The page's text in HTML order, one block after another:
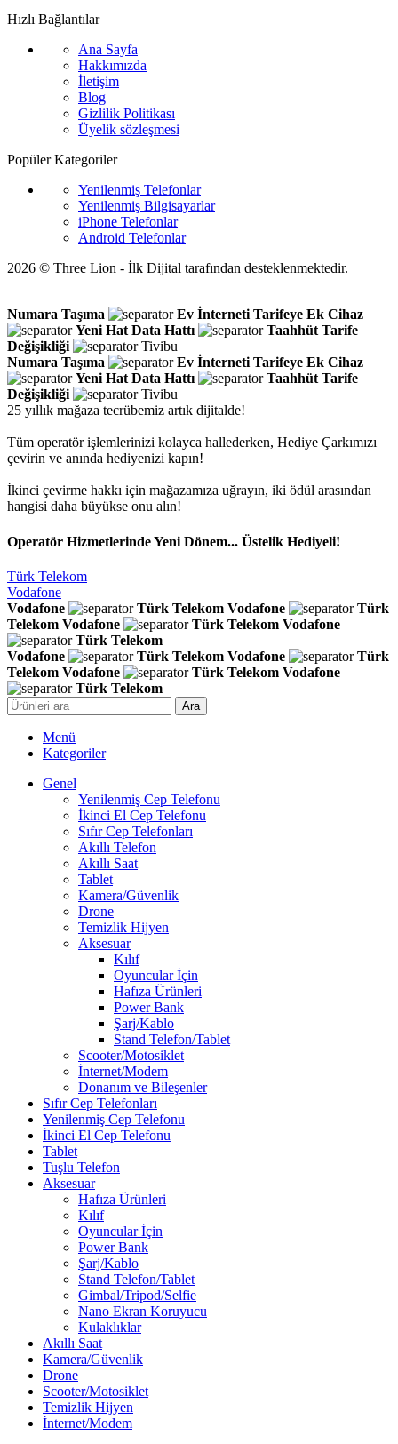
Hızlı Bağlantılar
Ana Sayfa
Hakkımızda
İletişim
Blog
Gizlilik Politikası
Üyelik sözleşmesi
Popüler Kategoriler
Yenilenmiş Telefonlar
Yenilenmiş Bilgisayarlar
iPhone Telefonlar
Android Telefonlar
2026 © Three Lion - İlk Dijital tarafından desteklenmektedir.
Numara Taşıma Ev İnterneti Tarifeye Ek Cihaz
Yeni Hat Data Hattı Taahhüt Tarife
Değişikliği
Tivibu
Numara Taşıma
Ev İnterneti Tarifeye Ek Cihaz
Yeni Hat Data Hattı Taahhüt Tarife
Değişikliği
Tivibu
25 yıllık mağaza tecrübemiz artık dijitalde!
Tüm operatör işlemlerinizi kolayca hallederken, Hediye Çarkımızı
çevirin ve anında hediyenizi kapın!
İkinci çevirme hakkı için mağazamıza uğrayın, iki ödül arasından
hangisi daha büyükse onu alın!
Operatör Hizmetlerinde Yeni Dönem... Üstelik Hediyeli!
Türk Telekom
Vodafone
Vodafone
Türk Telekom Vodafone
Türk
Telekom Vodafone Türk Telekom Vodafone
Türk Telekom
Vodafone
Türk Telekom Vodafone
Türk
Telekom Vodafone Türk Telekom Vodafone
Türk Telekom
Ara
Menü
Kategoriler
Genel
Yenilenmiş Cep Telefonu
İkinci El Cep Telefonu
Sıfır Cep Telefonları
Akıllı Telefon
Akıllı Saat
Tablet
Kamera/Güvenlik
Drone
Temizlik Hijyen
Aksesuar
Kılıf
Oyuncular İçin
Hafıza Ürünleri
Power Bank
Şarj/Kablo
Stand Telefon/Tablet
Scooter/Motosiklet
İnternet/Modem
Donanım ve Bileşenler
Sıfır Cep Telefonları
Yenilenmiş Cep Telefonu
İkinci El Cep Telefonu
Tablet
Tuşlu Telefon
Aksesuar
Hafıza Ürünleri
Kılıf
Oyuncular İçin
Power Bank
Şarj/Kablo
Stand Telefon/Tablet
Gimbal/Tripod/Selfie
Nano Ekran Koruyucu
Kulaklıklar
Akıllı Saat
Kamera/Güvenlik
Drone
Scooter/Motosiklet
Temizlik Hijyen
İnternet/Modem